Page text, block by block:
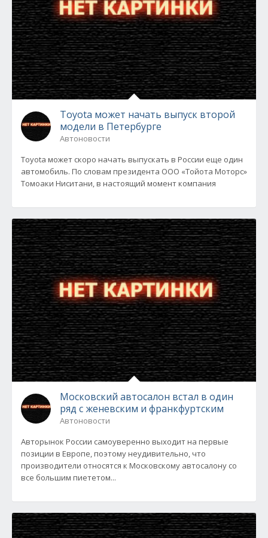
Toyota может начать выпуск второй
модели в Петербурге
Автоновости
Toyota может скоро начать выпускать в России еще один
автомобиль. По словам президента ООО «Тойота Моторс»
Томоаки Ниситани, в настоящий момент компания
Московский автосалон встал в один
ряд с женевским и франкфуртским
Автоновости
Авторынок России самоуверенно выходит на первые
позиции в Европе, поэтому неудивительно, что
производители относятся к Московскому автосалону со
все большим пиететом...